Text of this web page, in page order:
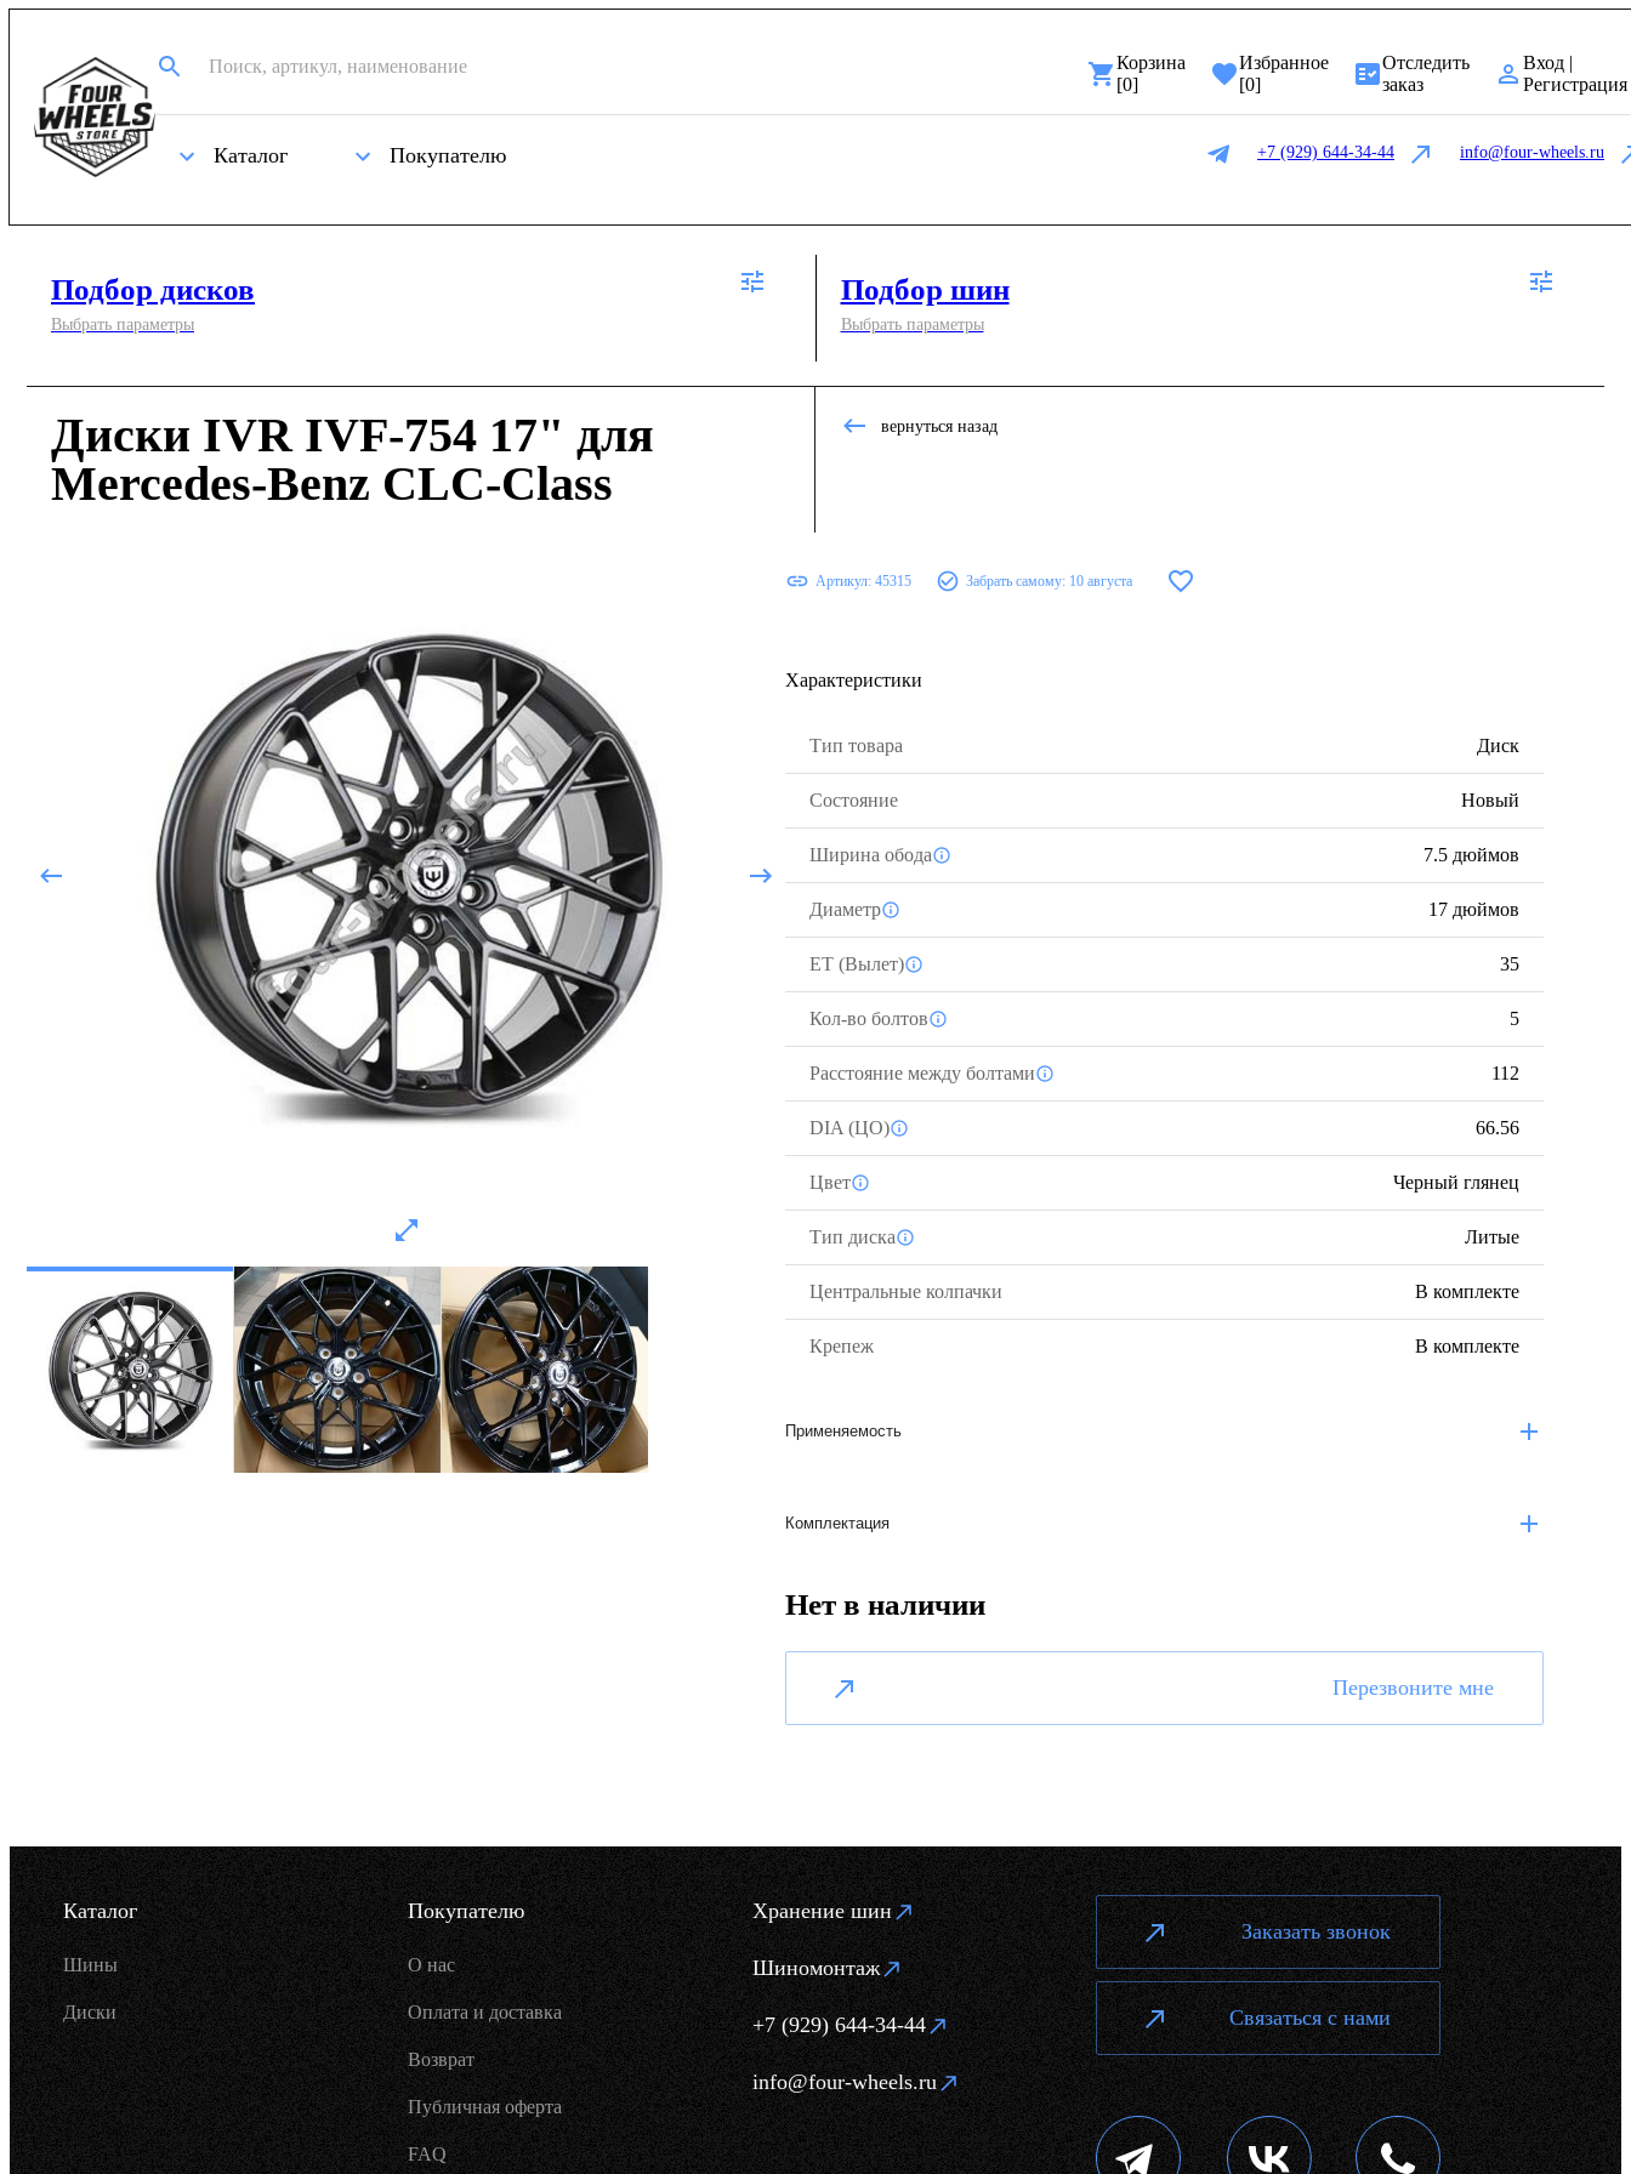
Корзина
[0]
Избранное
[0]
Отследить
заказ
Вход |
Регистрация
Каталог Покупателю +7 (929) 644-34-44 info@four-wheels.ru
Подбор дисков
Выбрать параметры
Подбор шин
Выбрать параметры
Диски IVR IVF-754 17" для
Mercedes-Benz CLC-Class
вернуться назад
Артикул: 45315 Забрать самому: 10 августа
Характеристики
Тип товара Диск
Состояние Новый
Ширина обода 7.5 дюймов
Диаметр 17 дюймов
ЕТ (Вылет) 35
Кол-во болтов 5
Расстояние между болтами 112
DIA (ЦО) 66.56
Цвет Черный глянец
Тип диска Литые
Центральные колпачки В комплекте
Крепеж В комплекте
Применяемость
Комплектация
Нет в наличии
Перезвоните мне
Каталог
Шины
Диски
Покупателю
О нас
Оплата и доставка
Возврат
Публичная оферта
FAQ
Хранение шин
Шиномонтаж
+7 (929) 644-34-44
info@four-wheels.ru
Заказать звонок
Связаться с нами